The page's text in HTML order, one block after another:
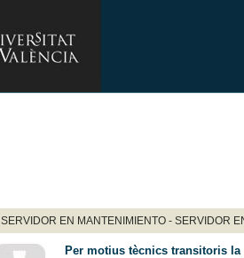
SERVIDOR EN MANTENIMIENTO - SERVIDOR
Per motius tècnics transitoris